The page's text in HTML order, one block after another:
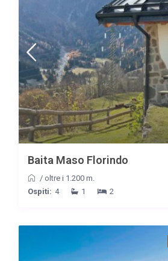
Baita Maso Florindo
/ oltre i 1.200 m.
Ospiti: 4 1 2